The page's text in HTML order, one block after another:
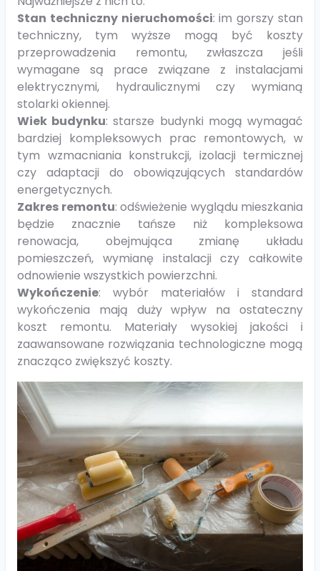
Stan techniczny nieruchomości: im gorszy stan
techniczny, tym wyższe mogą być koszty
przeprowadzenia remontu, zwłaszcza jeśli
wymagane są prace związane z instalacjami
elektrycznymi, hydraulicznymi czy wymianą
stolarki okiennej.
Wiek budynku: starsze budynki mogą wymagać
bardziej kompleksowych prac remontowych, w
tym wzmacniania konstrukcji, izolacji termicznej
czy adaptacji do obowiązujących standardów
energetycznych.
Zakres remontu: odświeżenie wyglądu mieszkania
będzie znacznie tańsze niż kompleksowa
renowacja, obejmująca zmianę układu
pomieszczeń, wymianę instalacji czy całkowite
odnowienie wszystkich powierzchni.
Wykończenie: wybór materiałów i standard
wykończenia mają duży wpływ na ostateczny
koszt remontu. Materiały wysokiej jakości i
zaawansowane rozwiązania technologiczne mogą
znacząco zwiększyć koszty.